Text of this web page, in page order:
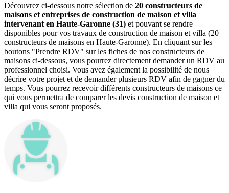
Découvrez ci-dessous notre sélection de 20 constructeurs de
maisons et entreprises de construction de maison et villa
intervenant en Haute-Garonne (31) et pouvant se rendre
disponibles pour vos travaux de construction de maison et villa (20
constructeurs de maisons en Haute-Garonne). En cliquant sur les
boutons "Prendre RDV" sur les fiches de nos constructeurs de
maisons ci-dessous, vous pourrez directement demander un RDV au
professionnel choisi. Vous avez également la possibilité de nous
décrire votre projet et de demander plusieurs RDV afin de gagner du
temps. Vous pourrez recevoir différents constructeurs de maisons ce
qui vous permettra de comparer les devis construction de maison et
villa qui vous seront proposés.